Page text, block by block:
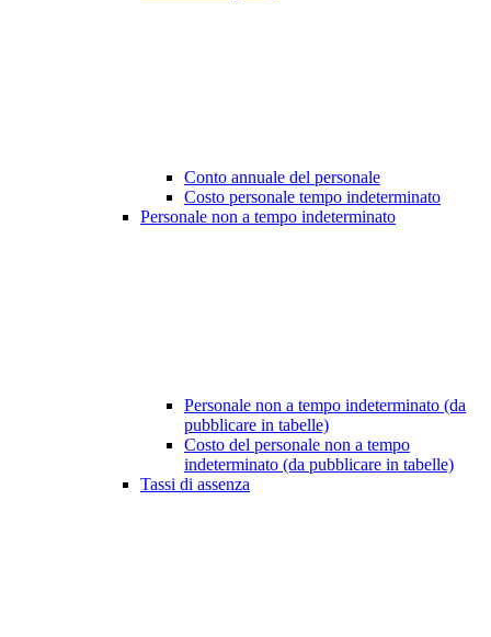
Conto annuale del personale
Costo personale tempo indeterminato
Personale non a tempo indeterminato
Personale non a tempo indeterminato (da
pubblicare in tabelle)
Costo del personale non a tempo
indeterminato (da pubblicare in tabelle)
Tassi di assenza